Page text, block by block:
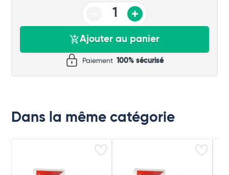
Ajouter au panier
Paiement 100% sécurisé
Dans la même catégorie